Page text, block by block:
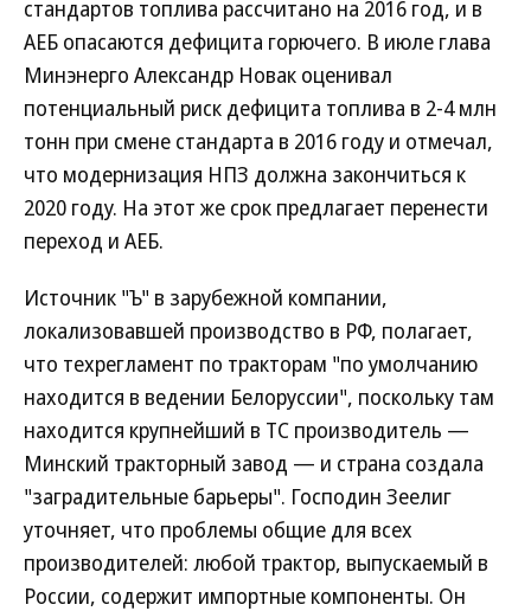
стандартов топлива рассчитано на 2016 год, и в
АЕБ опасаются дефицита горючего. В июле глава
Минэнерго Александр Новак оценивал
потенциальный риск дефицита топлива в 2-4 млн
тонн при смене стандарта в 2016 году и отмечал,
что модернизация НПЗ должна закончиться к
2020 году. На этот же срок предлагает перенести
переход и АЕБ.
Источник "Ъ" в зарубежной компании,
локализовавшей производство в РФ, полагает,
что техрегламент по тракторам "по умолчанию
находится в ведении Белоруссии", поскольку там
находится крупнейший в ТС производитель —
Минский тракторный завод — и страна создала
"заградительные барьеры". Господин Зеелиг
уточняет, что проблемы общие для всех
производителей: любой трактор, выпускаемый в
России, содержит импортные компоненты. Он